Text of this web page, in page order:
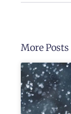
More Posts